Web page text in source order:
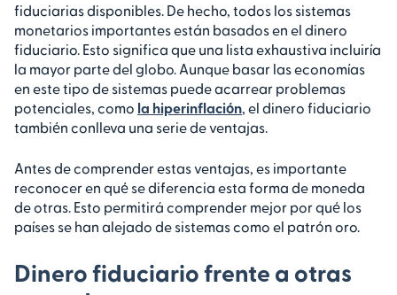
fiduciarias disponibles. De hecho, todos los sistemas
monetarios importantes están basados en el dinero
fiduciario. Esto significa que una lista exhaustiva incluiría
la mayor parte del globo. Aunque basar las economías
en este tipo de sistemas puede acarrear problemas
potenciales, como la hiperinflación , el dinero fiduciario
también conlleva una serie de ventajas.
Antes de comprender estas ventajas, es importante
reconocer en qué se diferencia esta forma de moneda
de otras. Esto permitirá comprender mejor por qué los
países se han alejado de sistemas como el patrón oro.
Dinero fiduciario frente a otras